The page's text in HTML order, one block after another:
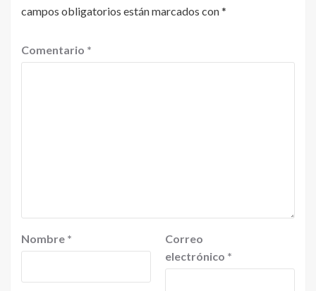
campos obligatorios están marcados con*
Comentario *
Nombre *
Correo
electrónico *